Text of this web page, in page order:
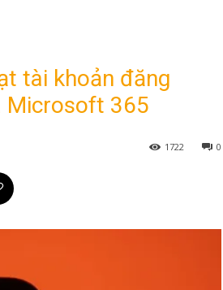
tài khoản đăng
Microsoft 365
0
1722